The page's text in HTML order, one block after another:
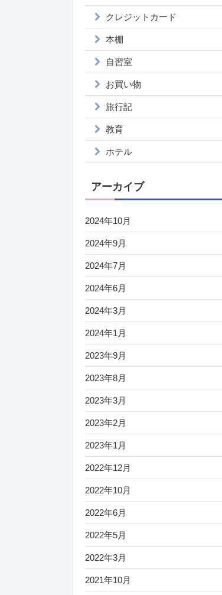
クレジットカード
本棚
自習室
お買い物
旅行記
教育
ホテル
アーカイブ
2024年10月
2024年9月
2024年7月
2024年6月
2024年3月
2024年1月
2023年9月
2023年8月
2023年3月
2023年2月
2023年1月
2022年12月
2022年10月
2022年6月
2022年5月
2022年3月
2021年10月